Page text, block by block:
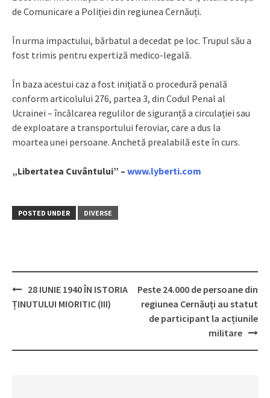
de Comunicare a Poliției din regiunea Cernăuți.
În urma impactului, bărbatul a decedat pe loc. Trupul său a
fost trimis pentru expertiză medico-legală.
În baza acestui caz a fost inițiată o procedură penală
conform articolului 276, partea 3, din Codul Penal al
Ucrainei – încălcarea regulilor de siguranță a circulației sau
de exploatare a transportului feroviar, care a dus la
moartea unei persoane. Anchetă prealabilă este în curs.
„Libertatea Cuvântului” – www.lyberti.com
POSTED UNDER DIVERSE
Post
28 IUNIE 1940 ÎN ISTORIA
ȚINUTULUI MIORITIC (III)
Peste 24.000 de persoane din
regiunea Cernăuți au statut
de participant la acțiunile
militare